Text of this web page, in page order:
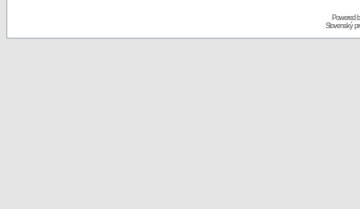
Powered
Slovenský